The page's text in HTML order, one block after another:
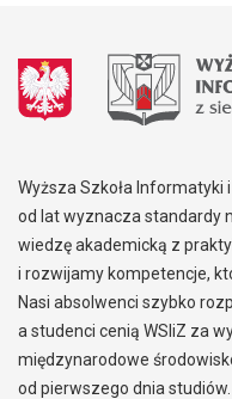
Wyższa Szkoła
od lat wyznacza standardy
wiedzę akademicką z
i rozwijamy kompetencje,
Nasi absolwenci szybko
a studenci cenią WSIiZ za
międzynarodowe
od pierwszego dnia studiów.